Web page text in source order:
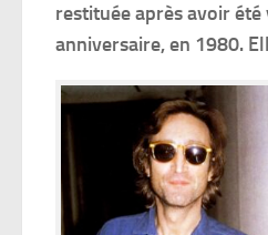
restituée après avoir
anniversaire, en 1980.